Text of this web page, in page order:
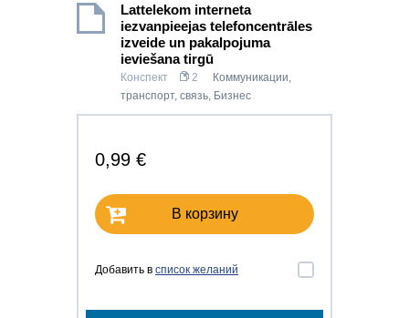
Lattelekom interneta
iezvanpieejas telefoncentrāles
izveide un pakalpojuma
ieviešana tirgū
Конспект 2
Коммуникации,
транспорт, связь, Бизнес
0,99 €
В корзину
Добавить в список желаний